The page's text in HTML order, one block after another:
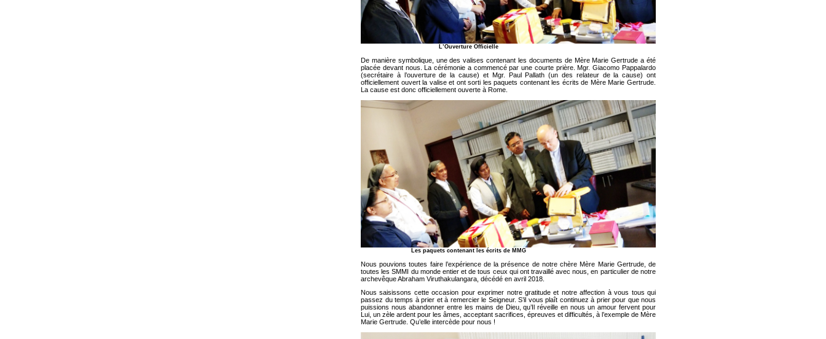
L’Ouverture Officielle
De manière symbolique, une des valises contenant les documents de Mère Marie Gertrude a été
placée devant nous. La cérémonie a commencé par une courte prière. Mgr. Giacomo Pappalardo
(secrétaire à l’ouverture de la cause) et Mgr. Paul Pallath (un des relateur de la cause) ont
officiellement ouvert la valise et ont sorti les paquets contenant les écrits de Mère Marie Gertrude.
La cause est donc officiellement ouverte à Rome.
Les paquets contenant les écrits de MMG
Nous pouvions toutes faire l’expérience de la présence de notre chère Mère Marie Gertrude, de
toutes les SMMI du monde entier et de tous ceux qui ont travaillé avec nous, en particulier de notre
archevêque Abraham Viruthakulangara, décédé en avril 2018.
Nous saisissons cette occasion pour exprimer notre gratitude et notre affection à vous tous qui
passez du temps à prier et à remercier le Seigneur. S’il vous plaît continuez à prier pour que nous
puissions nous abandonner entre les mains de Dieu, qu’Il réveille en nous un amour fervent pour
Lui, un zèle ardent pour les âmes, acceptant sacrifices, épreuves et difficultés, à l’exemple de Mère
Marie Gertrude. Qu’elle intercède pour nous !